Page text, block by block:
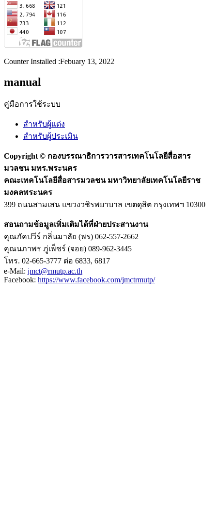
Counter Installed :Febuary 13, 2022
manual
คู่มือการใช้ระบบ
สำหรับผู้แต่ง
สำหรับผู้ประเมิน
Copyright © กองบรรณาธิการวารสารเทคโนโลยีสื่อสาร
มวลชน มทร.พระนคร
คณะเทคโนโลยีสื่อสารมวลชน มหาวิทยาลัยเทคโนโลยีราช
มงคลพระนคร
399 ถนนสามเสน แขวงวชิรพยาบาล เขตดุสิต กรุงเทพฯ 10300
สอนถามข้อมูลเพิ่มเติมได้ที่ฝ่ายประสานงาน
คุณภัคปวีร์ กลิ่นมาลัย (พร) 062-557-2662
คุณนภาพร ภู่เพ็ชร์ (จอย) 089-962-3445
โทร. 02-665-3777 ต่อ 6833, 6817
e-Mail: jmct@rmutp.ac.th
Facebook: https://www.facebook.com/jmctrmutp/